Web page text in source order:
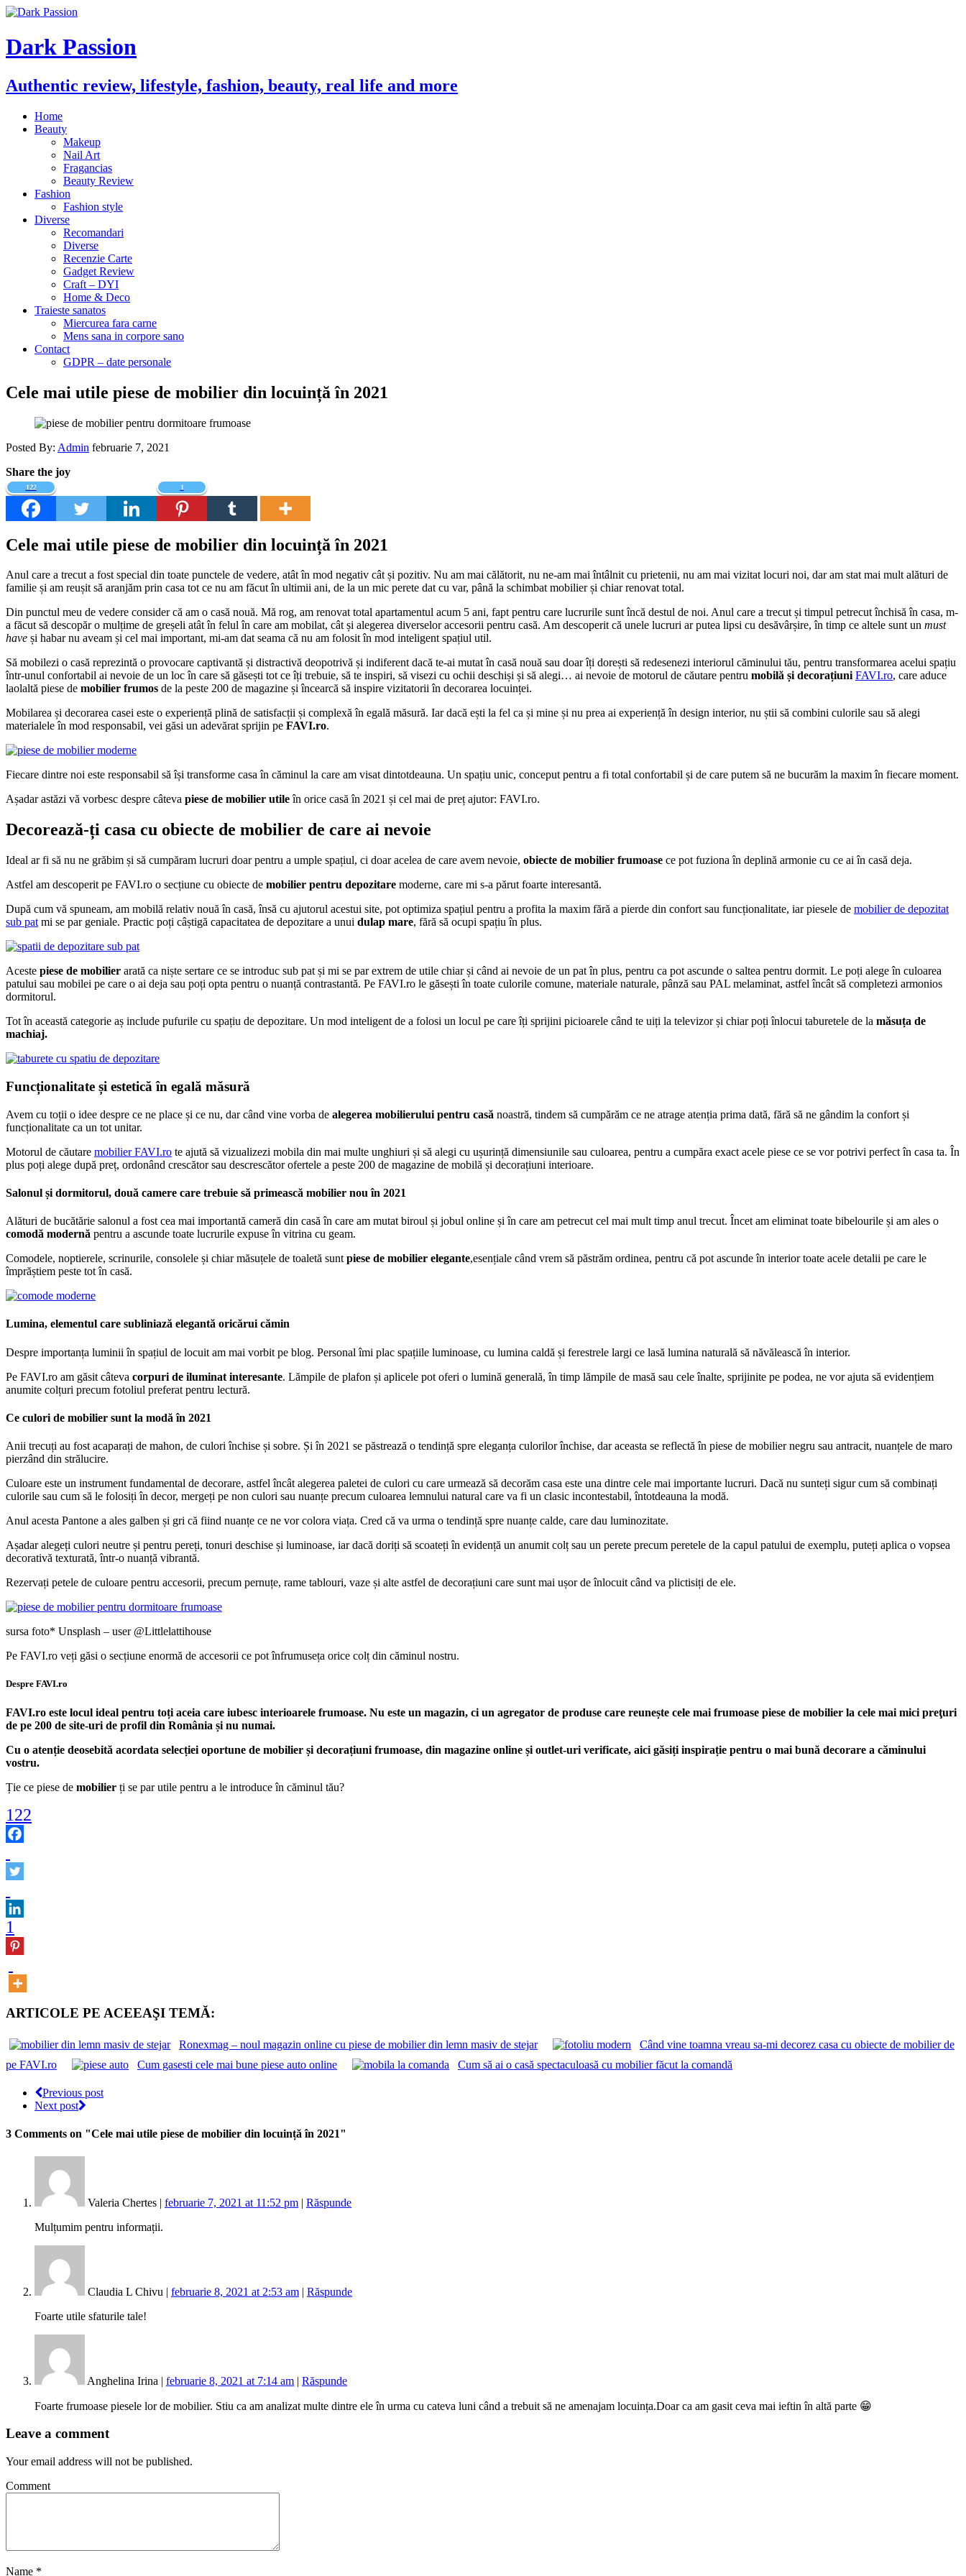
Dark Passion
Authentic review, lifestyle, fashion, beauty, real life and more
Home
Beauty
Makeup
Nail Art
Fragancias
Beauty Review
Fashion
Fashion style
Diverse
Recomandari
Diverse
Recenzie Carte
Gadget Review
Craft – DYI
Home & Deco
Traieste sanatos
Miercurea fara carne
Mens sana in corpore sano
Contact
GDPR – date personale
Cele mai utile piese de mobilier din locuință în 2021
Posted By: Admin februarie 7, 2021
Share the joy
122 1
Cele mai utile piese de mobilier din locuință în 2021
Anul care a trecut a fost special din toate punctele de vedere, atât în mod negativ cât și pozitiv. Nu am mai călătorit, nu ne-am mai întâlnit cu prietenii, nu am mai vizitat locuri noi, dar am stat mai mult alături de
familie și am reușit să aranjăm prin casa tot ce nu am făcut în ultimii ani, de la un mic perete dat cu var, până la schimbat mobilier și chiar renovat total.
Din punctul meu de vedere consider că am o casă nouă. Mă rog, am renovat total apartamentul acum 5 ani, fapt pentru care lucrurile sunt încă destul de noi. Anul care a trecut și timpul petrecut închisă în casa, m-
a făcut să descopăr o mulțime de greșeli atât în felul în care am mobilat, cât și alegerea diverselor accesorii pentru casă. Am descoperit că unele lucruri ar putea lipsi cu desăvârșire, în timp ce altele sunt un must
have și habar nu aveam și cel mai important, mi-am dat seama că nu am folosit în mod inteligent spațiul util.
Să mobilezi o casă reprezintă o provocare captivantă și distractivă deopotrivă și indiferent dacă te-ai mutat în casă nouă sau doar îți dorești să redesenezi interiorul căminului tău, pentru transformarea acelui spațiu
într-unul confortabil ai nevoie de un loc în care să găsești tot ce îți trebuie, să te inspiri, să visezi cu ochii deschiși și să alegi… ai nevoie de motorul de căutare pentru mobilă și decorațiuni FAVI.ro, care aduce
laolaltă piese de mobilier frumos de la peste 200 de magazine și încearcă să inspire vizitatorii în decorarea locuinței.
Mobilarea și decorarea casei este o experiență plină de satisfacții și complexă în egală măsură. Iar dacă ești la fel ca și mine și nu prea ai experiență în design interior, nu știi să combini culorile sau să alegi
materialele în mod responsabil, vei găsi un adevărat sprijin pe FAVI.ro.
Fiecare dintre noi este responsabil să își transforme casa în căminul la care am visat dintotdeauna. Un spațiu unic, conceput pentru a fi total confortabil și de care putem să ne bucurăm la maxim în fiecare moment.
Așadar astăzi vă vorbesc despre câteva piese de mobilier utileîn orice casă în 2021 și cel mai de preț ajutor: FAVI.ro.
Decorează-ți casa cu obiecte de mobilier de care ai nevoie
Ideal ar fi să nu ne grăbim și să cumpăram lucruri doar pentru a umple spațiul, ci doar acelea de care avem nevoie, obiecte de mobilier frumoase ce pot fuziona în deplină armonie cu ce ai în casă deja.
Astfel am descoperit pe FAVI.ro o secțiune cu obiecte de mobilier pentru depozitare moderne, care mi s-a părut foarte interesantă.
După cum vă spuneam, am mobilă relativ nouă în casă, însă cu ajutorul acestui site, pot optimiza spațiul pentru a profita la maxim fără a pierde din confort sau funcționalitate, iar piesele de mobilier de depozitat
sub pat mi se par geniale. Practic poți câștigă capacitatea de depozitare a unui dulap mare, fără să ocupi spațiu în plus.
Aceste piese de mobilier arată ca niște sertare ce se introduc sub pat și mi se par extrem de utile chiar și când ai nevoie de un pat în plus, pentru ca pot ascunde o saltea pentru dormit. Le poți alege în culoarea
patului sau mobilei pe care o ai deja sau poți opta pentru o nuanță contrastantă. Pe FAVI.ro le găsești în toate culorile comune, materiale naturale, pânză sau PAL melaminat, astfel încât să completezi armonios
dormitorul.
Tot în această categorie aș include pufurile cu spațiu de depozitare. Un mod inteligent de a folosi un locul pe care îți sprijini picioarele când te uiți la televizor și chiar poți înlocui taburetele de la măsuța de
machiaj.
Funcționalitate și estetică în egală măsură
Avem cu toții o idee despre ce ne place și ce nu, dar când vine vorba de alegerea mobilierului pentru casă noastră, tindem să cumpărăm ce ne atrage atenția prima dată, fără să ne gândim la confort și
funcționalitate ca un tot unitar.
Motorul de căutare mobilier FAVI.ro te ajută să vizualizezi mobila din mai multe unghiuri și să alegi cu ușurință dimensiunile sau culoarea, pentru a cumpăra exact acele piese ce se vor potrivi perfect în casa ta. În
plus poți alege după preț, ordonând crescător sau descrescător ofertele a peste 200 de magazine de mobilă și decorațiuni interioare.
Salonul și dormitorul, două camere care trebuie să primească mobilier nou în 2021
Alături de bucătărie salonul a fost cea mai importantă cameră din casă în care am mutat biroul și jobul online și în care am petrecut cel mai mult timp anul trecut. Încet am eliminat toate bibelourile și am ales o
comodă modernă pentru a ascunde toate lucrurile expuse în vitrina cu geam.
Comodele, noptierele, scrinurile, consolele și chiar măsuțele de toaletă sunt piese de mobilier elegante,esențiale când vrem să păstrăm ordinea, pentru că pot ascunde în interior toate acele detalii pe care le
împrăștiem peste tot în casă.
Lumina, elementul care subliniază elegantă oricărui cămin
Despre importanța luminii în spațiul de locuit am mai vorbit pe blog. Personal îmi plac spațiile luminoase, cu lumina caldă și ferestrele largi ce lasă lumina naturală să năvălească în interior.
Pe FAVI.ro am găsit câteva corpuri de iluminat interesante. Lămpile de plafon și aplicele pot oferi o lumină generală, în timp lămpile de masă sau cele înalte, sprijinite pe podea, ne vor ajuta să evidențiem
anumite colțuri precum fotoliul preferat pentru lectură.
Ce culori de mobilier sunt la modă în 2021
Anii trecuți au fost acaparați de mahon, de culori închise și sobre. Și în 2021 se păstrează o tendință spre eleganța culorilor închise, dar aceasta se reflectă în piese de mobilier negru sau antracit, nuanțele de maro
pierzând din strălucire.
Culoare este un instrument fundamental de decorare, astfel încât alegerea paletei de culori cu care urmează să decorăm casa este una dintre cele mai importante lucruri. Dacă nu sunteți sigur cum să combinați
culorile sau cum să le folosiți în decor, mergeți pe non culori sau nuanțe precum culoarea lemnului natural care va fi un clasic incontestabil, întotdeauna la modă.
Anul acesta Pantone a ales galben și gri că fiind nuanțe ce ne vor colora viața. Cred că va urma o tendință spre nuanțe calde, care dau luminozitate.
Așadar alegeți culori neutre și pentru pereți, tonuri deschise și luminoase, iar dacă doriți să scoateți în evidență un anumit colț sau un perete precum peretele de la capul patului de exemplu, puteți aplica o vopsea
decorativă texturată, într-o nuanță vibrantă.
Rezervați petele de culoare pentru accesorii, precum pernuțe, rame tablouri, vaze și alte astfel de decorațiuni care sunt mai ușor de înlocuit când va plictisiți de ele.
sursa foto* Unsplash – user @Littlelattihouse
Pe FAVI.ro veți găsi o secțiune enormă de accesorii ce pot înfrumuseța orice colț din căminul nostru.
Despre FAVI.ro
FAVI.ro este locul ideal pentru toți aceia care iubesc interioarele frumoase. Nu este un magazin, ci un agregator de produse care reunește cele mai frumoase piese de mobilier la cele mai mici preţuri
de pe 200 de site-uri de profil din România și nu numai.
Cu o atenție deosebită acordata selecției oportune de mobilier și decorațiuni frumoase, din magazine online și outlet-uri verificate, aici găsiți inspirație pentru o mai bună decorare a căminului
vostru.
Ție ce piese de mobilier ți se par utile pentru a le introduce în căminul tău?
122
1
ARTICOLE PE ACEEAŞI TEMĂ:
Ronexmag – noul magazin online cu piese de mobilier din lemn masiv de stejar
Când vine toamna vreau sa-mi decorez casa cu obiecte de mobilier de
pe FAVI.ro
Cum gasesti cele mai bune piese auto online Cum să ai o casă spectaculoasă cu mobilier făcut la comandă
Previous post
Next post
3 Comments on "Cele mai utile piese de mobilier din locuință în 2021"
Valeria Chertes | februarie 7, 2021 at 11:52 pm | Răspunde
Mulțumim pentru informații.
Claudia L Chivu | februarie 8, 2021 at 2:53 am | Răspunde
Foarte utile sfaturile tale!
Anghelina Irina | februarie 8, 2021 at 7:14 am | Răspunde
Foarte frumoase piesele lor de mobilier. Stiu ca am analizat multe dintre ele în urma cu cateva luni când a trebuit să ne amenajam locuința.Doar ca am gasit ceva mai ieftin în altă parte 😁
Leave a comment
Your email address will not be published.
Comment
Name *